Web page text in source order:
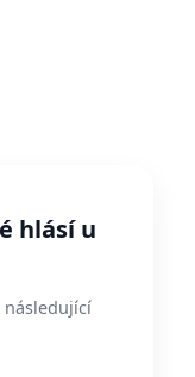
hlásí u
následující